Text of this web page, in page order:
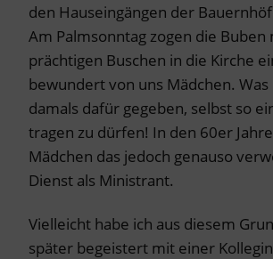
den Hauseingängen der
Am Palmsonntag zogen die Buben
prächtigen Buschen in die Kirche
bewundert von uns Mädchen. Was
damals dafür gegeben, selbst so
tragen zu dürfen! In den 60er
Mädchen das jedoch genauso
Dienst als Ministrant.
Vielleicht habe ich aus diesem
später begeistert mit einer